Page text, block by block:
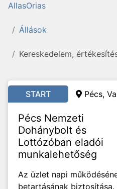
AllasOrias
Állások
Kereskedelem,
START Pécs,
Pécs Nemzeti
Dohánybolt és
Lottózóban eladói
munkalehetőség
Az üzlet napi
betartásának biztosítása.